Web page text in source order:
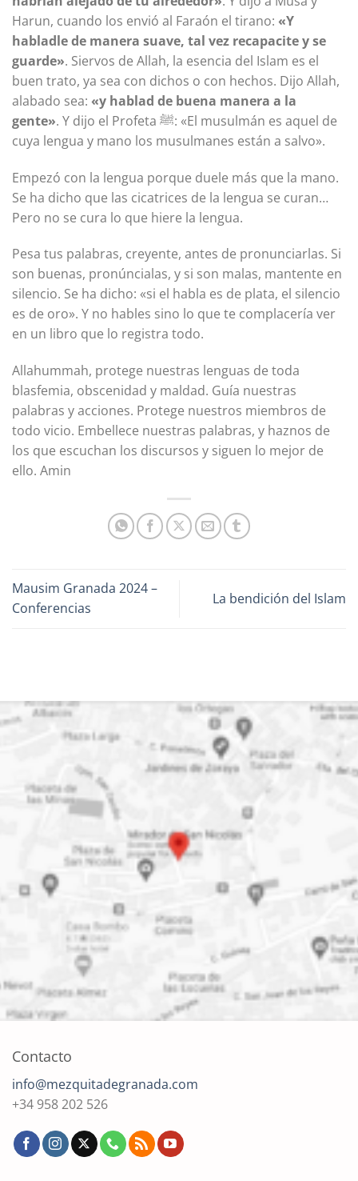
Harun, cuando los envió al Faraón el tirano: «Y
habladle de manera suave, tal vez recapacite y se
guarde». Siervos de Allah, la esencia del Islam es el
buen trato, ya sea con dichos o con hechos. Dijo Allah,
alabado sea: «y hablad de buena manera a la
gente». Y dijo el Profeta ﷺ: «El musulmán es aquel de
cuya lengua y mano los musulmanes están a salvo».
Empezó con la lengua porque duele más que la mano.
Se ha dicho que las cicatrices de la lengua se curan…
Pero no se cura lo que hiere la lengua.
Pesa tus palabras, creyente, antes de pronunciarlas. Si
son buenas, pronúncialas, y si son malas, mantente en
silencio. Se ha dicho: «si el habla es de plata, el silencio
es de oro». Y no hables sino lo que te complacería ver
en un libro que lo registra todo.
Allahummah, protege nuestras lenguas de toda
blasfemia, obscenidad y maldad. Guía nuestras
palabras y acciones. Protege nuestros miembros de
todo vicio. Embellece nuestras palabras, y haznos de
los que escuchan los discursos y siguen lo mejor de
ello. Amin
Mausim Granada 2024 –
Conferencias
La bendición del Islam
Contacto
info@mezquitadegranada.com
+34 958 202 526